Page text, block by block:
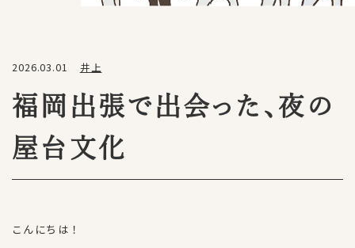
2026.03.01 井上
福岡出張で出会った、夜の
屋台文化
こんにちは！